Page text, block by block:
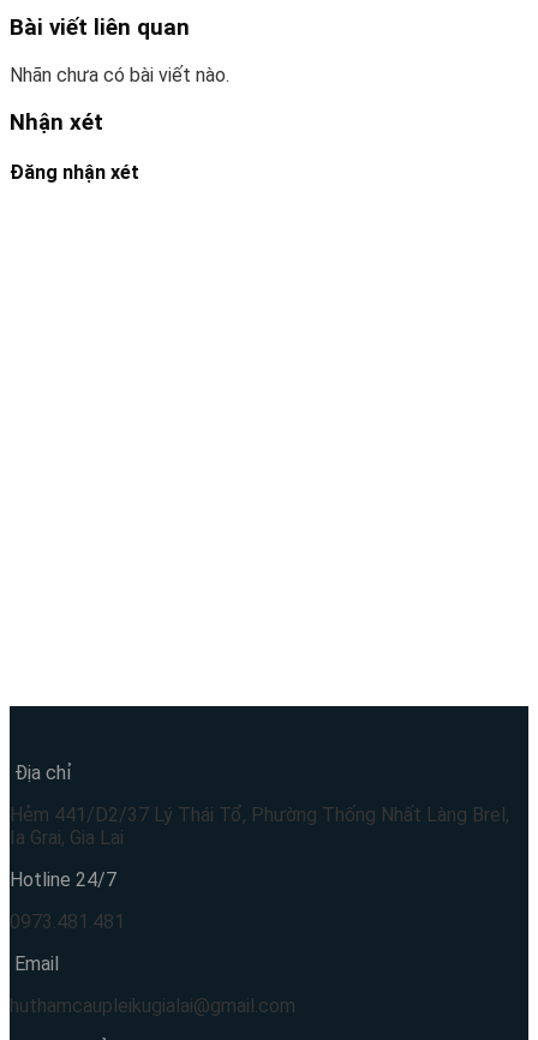
Bài viết liên quan
Nhãn chưa có bài viết nào.
Nhận xét
Đăng nhận xét
Địa chỉ
Hẻm 441/D2/37 Lý Thái Tổ, Phường Thống Nhất Làng Brel,
Ia Grai, Gia Lai
Hotline 24/7
0973.481.481
Email
huthamcaupleikugialai@gmail.com